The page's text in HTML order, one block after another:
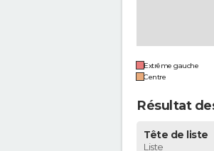
Extrême gauche
Centre
Résultat
Tête de liste
Liste